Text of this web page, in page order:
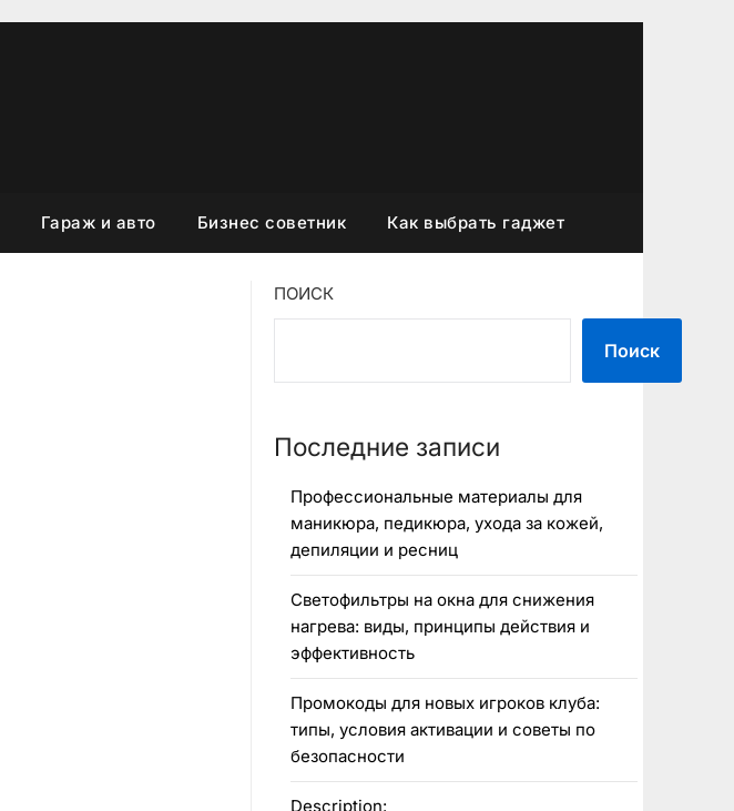
Гараж и авто Бизнес советник Как выбрать гаджет
ПОИСК
Поиск
Последние записи
Профессиональные материалы для
маникюра, педикюра, ухода за кожей,
депиляции и ресниц
Светофильтры на окна для снижения
нагрева: виды, принципы действия и
эффективность
Промокоды для новых игроков клуба:
типы, условия активации и советы по
безопасности
Description: